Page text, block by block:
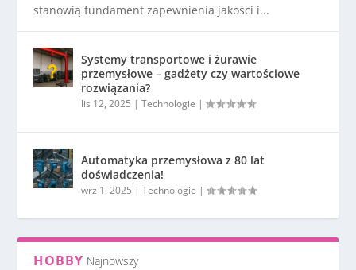
stanowią fundament zapewnienia jakości i...
Systemy transportowe i żurawie
przemysłowe – gadżety czy wartościowe
rozwiązania?
lis 12, 2025 |Technologie |
Automatyka przemysłowa z 80 lat
doświadczenia!
wrz 1, 2025 |Technologie |
HOBBY Najnowszy